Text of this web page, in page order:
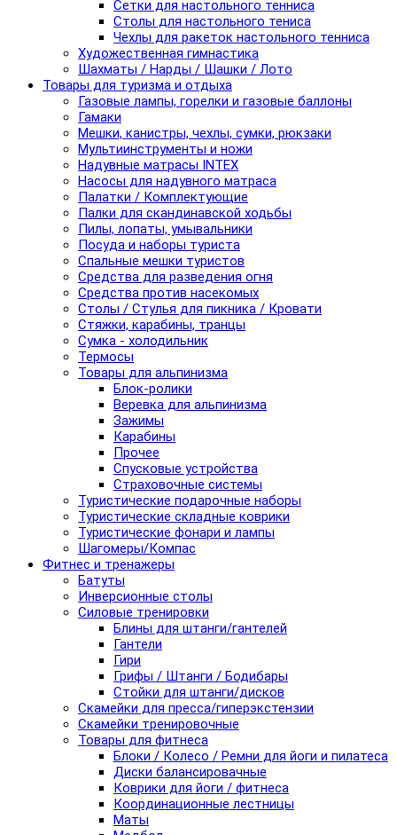
Сетки для настольного тенниса
Столы для настольного тениса
Чехлы для ракеток настольного тенниса
Художественная гимнастика
Шахматы / Нарды / Шашки / Лото
Товары для туризма и отдыха
Газовые лампы, горелки и газовые баллоны
Гамаки
Мешки, канистры, чехлы, сумки, рюкзаки
Мультиинструменты и ножи
Надувные матрасы INTEX
Насосы для надувного матраса
Палатки / Комплектующие
Палки для скандинавской ходьбы
Пилы, лопаты, умывальники
Посуда и наборы туриста
Спальные мешки туристов
Средства для разведения огня
Средства против насекомых
Столы / Стулья для пикника / Кровати
Стяжки, карабины, транцы
Сумка - холодильник
Термосы
Товары для альпинизма
Блок-ролики
Веревка для альпинизма
Зажимы
Карабины
Прочее
Спусковые устройства
Страховочные системы
Туристические подарочные наборы
Туристические складные коврики
Туристические фонари и лампы
Шагомеры/Компас
Фитнес и тренажеры
Батуты
Инверсионные столы
Силовые тренировки
Блины для штанги/гантелей
Гантели
Гири
Грифы / Штанги / Бодибары
Стойки для штанги/дисков
Скамейки для пресса/гиперэкстензии
Скамейки тренировочные
Товары для фитнеса
Блоки / Колесо / Ремни для йоги и пилатеса
Диски балансировачные
Коврики для йоги / фитнеса
Координационные лестницы
Маты